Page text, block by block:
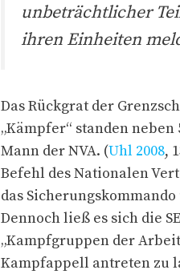
unbeträchtlicher
ihren Einheiten
Das Rückgrat der
„Kämpfer“ standen neben
Mann der NVA. (Uhl 2008,
Befehl des Nationalen
das
Dennoch ließ es sich die
„Kampfgruppen der
Kampfappell antreten zu